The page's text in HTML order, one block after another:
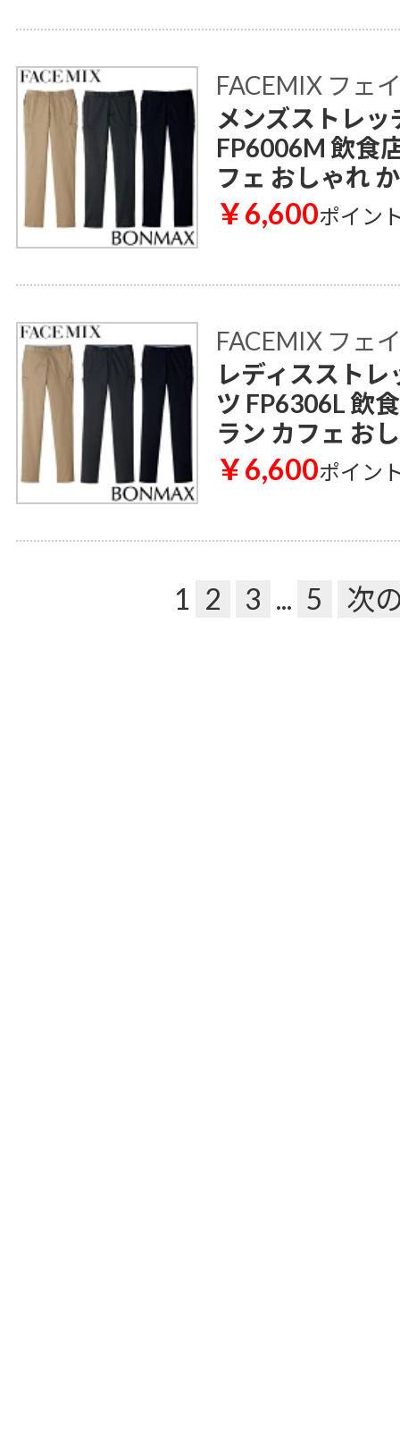
FACEMIX フェ
メンズストレ
FP6006M 飲食
フェ おしゃれ
￥6,600ポイン
FACEMIX フェ
レディススト
ツ FP6306L 飲
ラン カフェ お
￥6,600ポイン
1 2 3 ... 5 次